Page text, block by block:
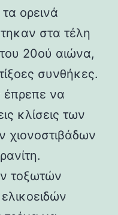
ορεινά
στα τέλη
20ού αιώνα,
συνθήκες.
έπρεπε να
κλίσεις των
χιονοστιβάδων
τοξωτών